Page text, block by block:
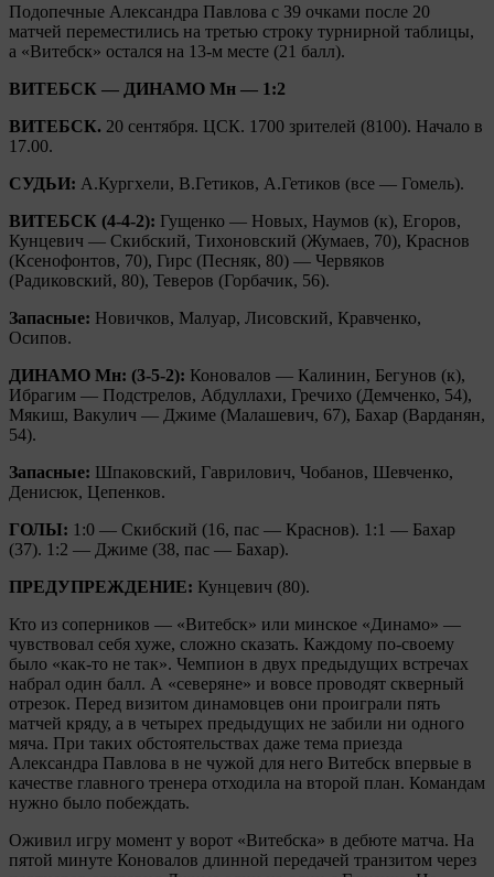
Подопечные Александра Павлова с 39 очками после 20
матчей переместились на третью строку турнирной таблицы,
а «Витебск» остался на 13-м месте (21 балл).
ВИТЕБСК — ДИНАМО Мн — 1:2
ВИТЕБСК. 20 сентября. ЦСК. 1700 зрителей (8100). Начало в
17.00.
СУДЬИ: А.Кургхели, В.Гетиков, А.Гетиков (все — Гомель).
ВИТЕБСК (4-4-2): Гущенко — Новых, Наумов (к), Егоров,
Кунцевич — Скибский, Тихоновский (Жумаев, 70), Краснов
(Ксенофонтов, 70), Гирс (Песняк, 80) — Червяков
(Радиковский, 80), Теверов (Горбачик, 56).
Запасные: Новичков, Малуар, Лисовский, Кравченко,
Осипов.
ДИНАМО Мн: (3-5-2): Коновалов — Калинин, Бегунов (к),
Ибрагим — Подстрелов, Абдуллахи, Гречихо (Демченко, 54),
Мякиш, Вакулич — Джиме (Малашевич, 67), Бахар (Варданян,
54).
Запасные: Шпаковский, Гаврилович, Чобанов, Шевченко,
Денисюк, Цепенков.
ГОЛЫ: 1:0 — Скибский (16, пас — Краснов). 1:1 — Бахар
(37). 1:2 — Джиме (38, пас — Бахар).
ПРЕДУПРЕЖДЕНИЕ: Кунцевич (80).
Кто из соперников — «Витебск» или минское «Динамо» —
чувствовал себя хуже, сложно сказать. Каждому по-своему
было «как-то не так». Чемпион в двух предыдущих встречах
набрал один балл. А «северяне» и вовсе проводят скверный
отрезок. Перед визитом динамовцев они проиграли пять
матчей кряду, а в четырех предыдущих не забили ни одного
мяча. При таких обстоятельствах даже тема приезда
Александра Павлова в не чужой для него Витебск впервые в
качестве главного тренера отходила на второй план. Командам
нужно было побеждать.
Оживил игру момент у ворот «Витебска» в дебюте матча. На
пятой минуте Коновалов длинной передачей транзитом через